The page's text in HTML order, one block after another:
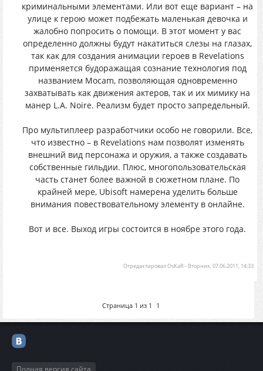
криминальными элементами. Или вот еще вариант – на
улице к герою может подбежать маленькая девочка и
жалобно попросить о помощи. В этот момент у вас
определенно должны будут накатиться слезы на глазах,
так как для создания анимации героев в Revelations
применяется будоражащая сознание технология под
названием Mocam, позволяющая одновременно
захватывать как движения актеров, так и их мимику на
манер L.A. Noire. Реализм будет просто запредельный.
Про мультиплеер разработчики особо не говорили. Все,
что известно – в Revelations нам позволят изменять
внешний вид персонажа и оружия, а также создавать
собственные гильдии. Плюс, многопользовательская
часть станет более важной в сюжетном плане. По
крайней мере, Ubisoft намерена уделить больше
внимания повествовательному элементу в онлайне.
Вот и все. Выход игры состоится в ноябре этого года.
ОтредактировалOsKaR - Вторник, 07.06.2011, 14:33
Страница 1 из 1 1
Полная версия сайта